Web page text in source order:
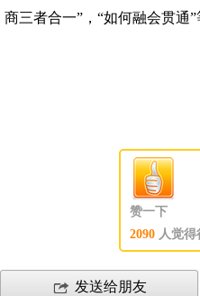
商三者合一”，“如何融会贯通
赞一下
2090 人觉得
发送给朋友